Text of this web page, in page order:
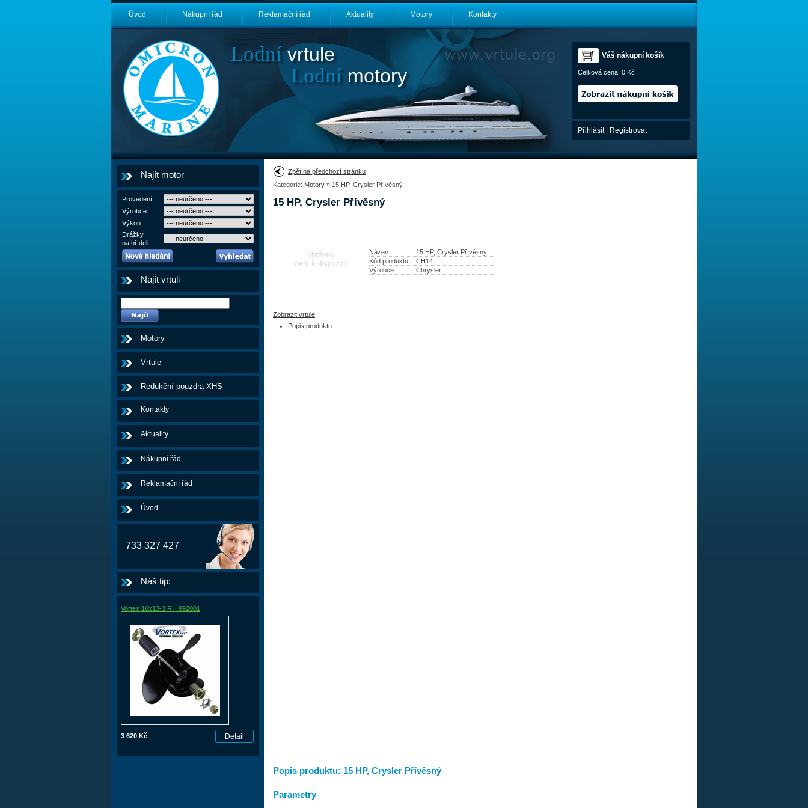
Úvod Nákupní řád Reklamační řád Aktuality Motory Kontakty
Lodnívrtule
Lodnímotory
Váš nákupní košík
Celková cena: 0 Kč
Přihlásit| Registrovat
Najít motor
Provedení:
Výrobce:
Výkon:
Drážky
na hřídeli:
Najít vrtuli
Motory
Vrtule
Redukční pouzdra XHS
Kontakty
Aktuality
Nákupní řád
Reklamační řád
Úvod
733 327 427
Náš tip:
Vortex 16x13-3 RH 992001
3 620 Kč
Zpět na předchozí stránku
Kategorie: Motory » 15 HP, Crysler Přívěsný
15 HP, Crysler Přívěsný
Název:
15 HP, Crysler Přívěsný
Kód produktu:
CH14
Výrobce:
Chrysler
Zobrazit vrtule
Popis produktu
Popis produktu: 15 HP, Crysler Přívěsný
Parametry